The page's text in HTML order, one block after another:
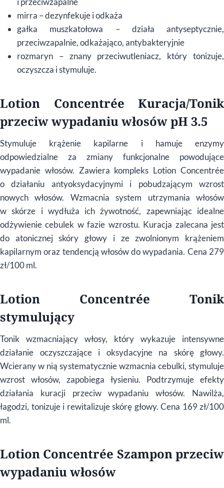
mirra – dezynfekuje i odkaża
gałka muszkatołowa – działa antyseptycznie,
przeciwzapalnie, odkażająco, antybakteryjnie
rozmaryn – znany przeciwutleniacz, który tonizuje,
oczyszcza i stymuluje.
Lotion Concentrée Kuracja/Tonik
przeciw wypadaniu włosów pH 3.5
Stymuluje krążenie kapilarne i hamuje enzymy
odpowiedzialne za zmiany funkcjonalne powodujące
wypadanie włosów. Zawiera kompleks Lotion Concentrée
o działaniu antyoksydacyjnymi i pobudzającym wzrost
nowych włosów. Wzmacnia system utrzymania włosów
w skórze i wydłuża ich żywotność, zapewniając idealne
odżywienie cebulek w fazie wzrostu. Kuracja zalecana jest
do atonicznej skóry głowy i ze zwolnionym krążeniem
kapilarnym oraz tendencją włosów do wypadania. Cena 279
zł/100 ml.
Lotion Concentrée Tonik
stymulujący
Tonik wzmacniający włosy, który wykazuje intensywne
działanie oczyszczające i oksydacyjne na skórę głowy.
Wcierany w nią systematycznie wzmacnia cebulki, stymuluje
wzrost włosów, zapobiega łysieniu. Podtrzymuje efekty
działania kuracji przeciw wypadaniu włosów. Nawilża,
łagodzi, tonizuje i rewitalizuje skórę głowy. Cena 169 zł/100
ml.
Lotion Concentrée Szampon przeciw
wypadaniu włosów